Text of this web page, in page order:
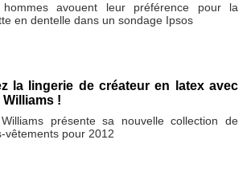
hommes avouent leur préférence pour la
en dentelle dans un sondage Ipsos
la lingerie de créateur en latex avec
!
présente sa nouvelle collection de
vêtements pour 2012